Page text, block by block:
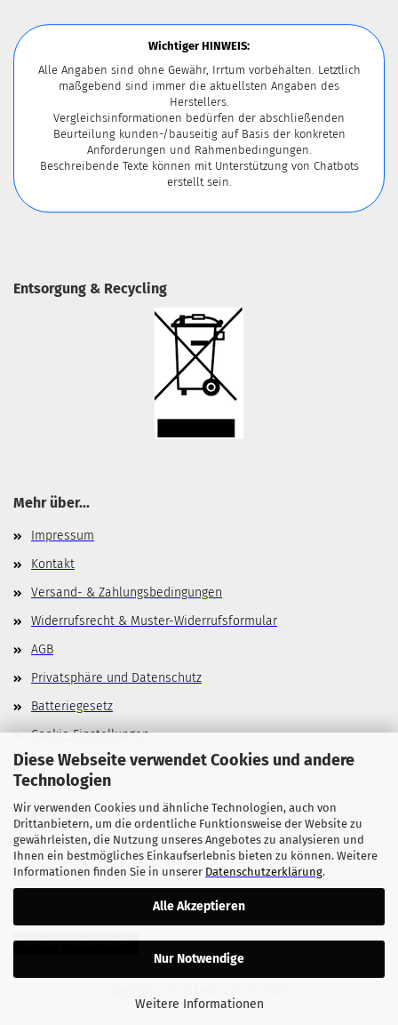
Diese Webseite verwendet Cookies und andere
Technologien
Wir verwenden Cookies und ähnliche Technologien, auch von
Drittanbietern, um die ordentliche Funktionsweise der Website zu
gewährleisten, die Nutzung unseres Angebotes zu analysieren und
Ihnen ein bestmögliches Einkaufserlebnis bieten zu können. Weitere
Informationen finden Sie in unserer Datenschutzerklärung.
Alle Akzeptieren
Nur Notwendige
Weitere Informationen
Wichtiger HINWEIS:
Alle Angaben sind ohne Gewähr, Irrtum vorbehalten. Letztlich
maßgebend sind immer die aktuellsten Angaben des
Herstellers.
Vergleichsinformationen bedürfen der abschließenden
Beurteilung kunden-/bauseitig auf Basis der konkreten
Anforderungen und Rahmenbedingungen.
Beschreibende Texte können mit Unterstützung von Chatbots
erstellt sein.
Entsorgung & Recycling
Mehr über...
Impressum
Kontakt
Versand- & Zahlungsbedingungen
Widerrufsrecht & Muster-Widerrufsformular
AGB
Privatsphäre und Datenschutz
Batteriegesetz
Cookie Einstellungen
Allgemeines
Stellenangebote
Vertrag widerrufen